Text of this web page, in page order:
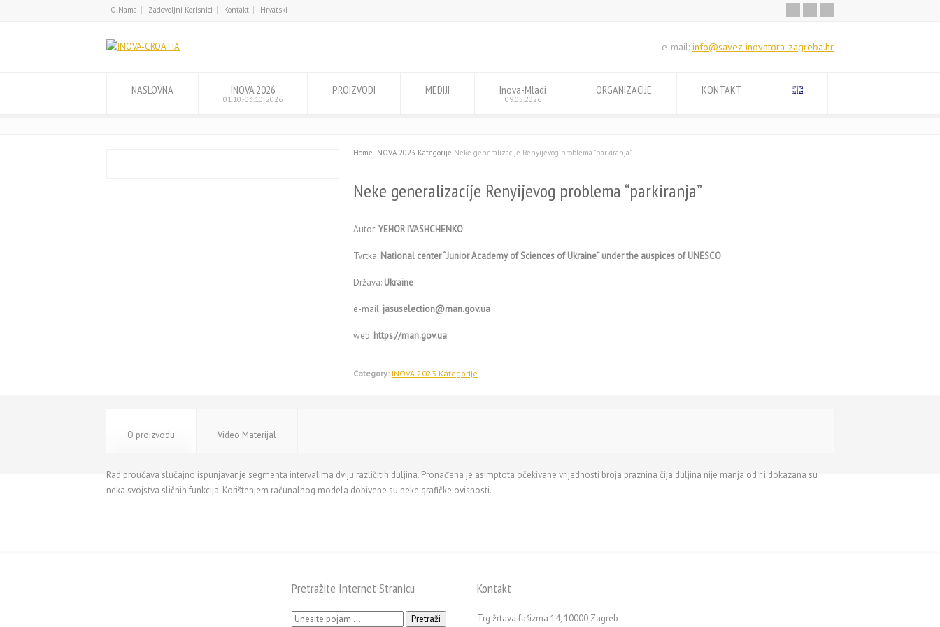
O Nama Zadovoljni Korisnici Kontakt
Hrvatski
e-mail: info@savez-inovatora-zagreba.hr
NASLOVNA INOVA 2026
01.10.-03.10, 2026
PROIZVODI MEDIJI Inova-Mladi
09.05.2026
ORGANIZACIJE KONTAKT
Home INOVA 2023 Kategorije Neke generalizacije Renyijevog problema "parkiranja"
Neke generalizacije Renyijevog problema “parkiranja”
Autor:YEHOR IVASHCHENKO
Tvrtka: National center “Junior Academy of Sciences of Ukraine” under the auspices of UNESCO
Država: Ukraine
e-mail: jasuselection@man.gov.ua
web: https://man.gov.ua
Category: INOVA 2023 Kategorije
O proizvodu Video Materijal
Rad proučava slučajno ispunjavanje segmenta intervalima dviju različitih duljina. Pronađena je asimptota očekivane vrijednosti broja praznina čija duljina nije manja od r i dokazana su
neka svojstva sličnih funkcija. Korištenjem računalnog modela dobivene su neke grafičke ovisnosti.
Pretražite Internet Stranicu
Pretraži:
Kontakt
Trg žrtava fašizma 14, 10000 Zagreb